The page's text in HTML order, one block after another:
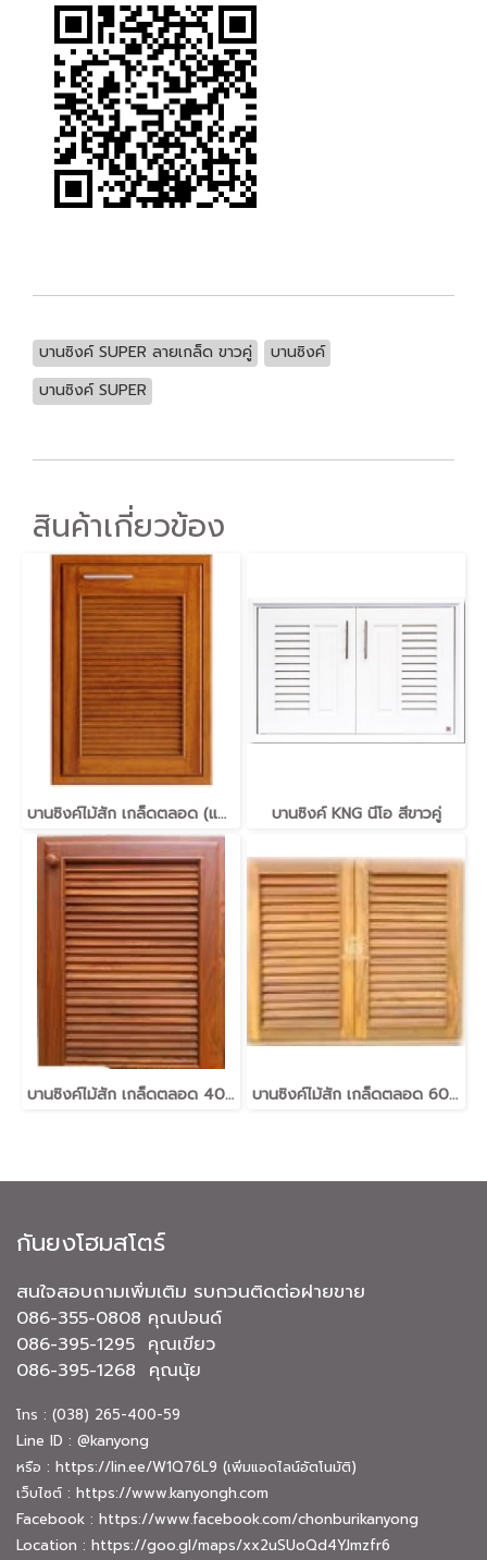
บานซิงค์ SUPER ลายเกล็ด ขาวคู่
บานซิงค์
บานซิงค์ SUPER
สินค้าเกี่ยวข้อง
บานซิงค์ไม้สัก เกล็ดตลอด (แก๊ส) 45*70 บานซิงค์ KNG นีโอ สีขาวคู่
บานซิงค์ไม้สัก เกล็ดตลอด 40*60 บานซิงค์ไม้สัก เกล็ดตลอด 60*80
กันยงโฮมสโตร์
สนใจสอบถามเพิ่มเติม รบกวนติดต่อฝายขาย
086-355-0808 คุณปอนด์
086-395-1295 คุณเขียว
086-395-1268 คุณนุ้ย
โทร : (038) 265-400-59
Line ID : @kanyong
หรือ : https://lin.ee/W1Q76L9 (เพิ่มแอดไลน์อัตโนมัติ)
เว็บไซต์ : https://www.kanyongh.com
Facebook : https://www.facebook.com/chonburikanyong
Location : https://goo.gl/maps/xx2uSUoQd4YJmzfr6